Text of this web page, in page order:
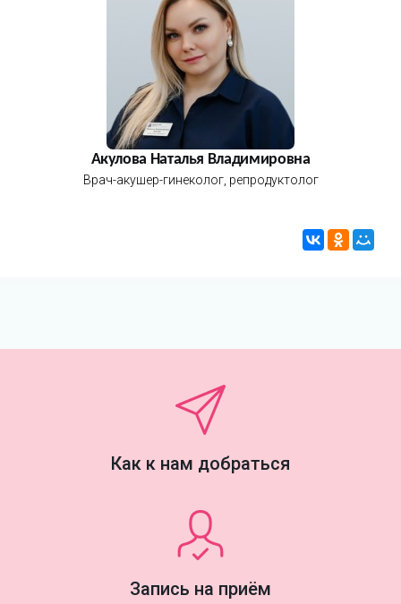
Акулова Наталья Владимировна
Врач-акушер-гинеколог, репродуктолог
Как к нам добраться
Запись на приём